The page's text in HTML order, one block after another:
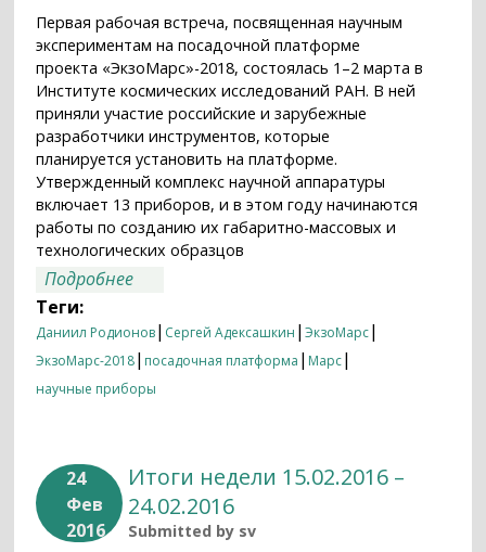
Первая рабочая встреча, посвященная научным
экспериментам на посадочной платформе
проекта «ЭкзоМарс»-2018, состоялась 1–2 марта в
Институте космических исследований РАН. В ней
приняли участие российские и зарубежные
разработчики инструментов, которые
планируется установить на платформе.
Утвержденный комплекс научной аппаратуры
включает 13 приборов, и в этом году начинаются
работы по созданию их габаритно-массовых и
технологических образцов
Подробнее
посадочной платформы проекта
“ЭкзоМарс”-2018
Теги:
Даниил Родионов| Сергей Адексашкин |ЭкзоМарс|
ЭкзоМарс-2018| посадочная платформа | Марс|
научные приборы
24
Фев
2016
Итоги недели 15.02.2016 –
24.02.2016
Submitted by sv